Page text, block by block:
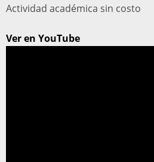
Actividad académica sin costo
Ver en YouTube